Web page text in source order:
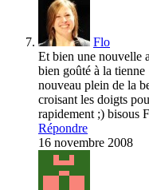
Flo
Et bien une nouvelle
bien goûté à la tienne
nouveau plein de la
croisant les doigts
rapidement ;) bisous
Répondre
16 novembre 2008